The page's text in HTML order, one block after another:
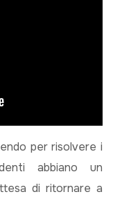
per risolvere i
abbiano un
di ritornare a